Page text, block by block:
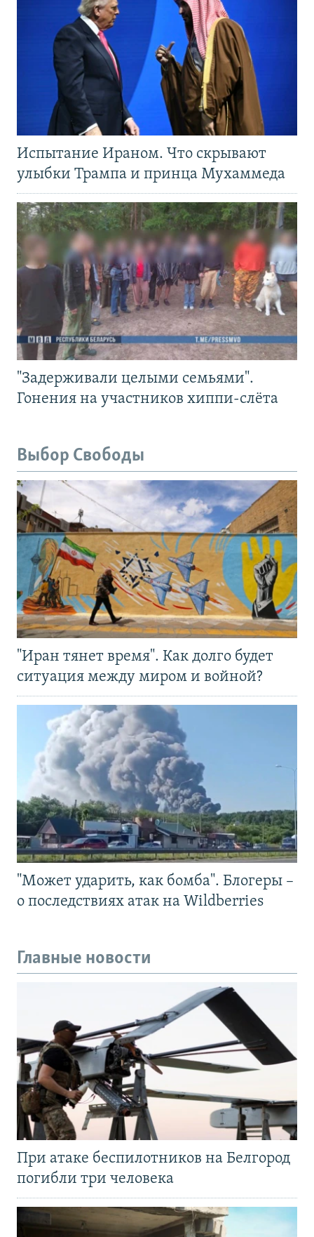
Испытание Ираном. Что скрывают
улыбки Трампа и принца Мухаммеда
"Задерживали целыми семьями".
Гонения на участников хиппи-слёта
Выбор Свободы
"Иран тянет время". Как долго будет
ситуация между миром и войной?
"Может ударить, как бомба". Блогеры –
о последствиях атак на Wildberries
Главные новости
При атаке беспилотников на Белгород
погибли три человека